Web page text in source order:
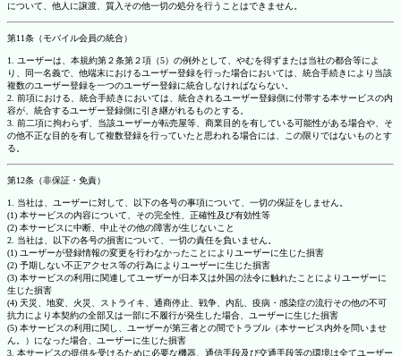
について、他人に譲渡、質入その他一切の処分を行うことはできません。
第11条（モバイル会員の統合）
1. ユーザーは、本規約第２条第２項（5）の例外として、やむを得ずまたは当社の都合等によ
り、同一名義で、他端末におけるユーザー登録を行った場合においては、統合手続きにより当該
複数のユーザー登録を一つのユーザー登録に統合しなければならない。
2. 前項における、統合手続きにおいては、統合されるユーザー登録側に付帯する本サービスの内
容が、統合するユーザー登録側に引き継がれるものとする。
3. 前二項に拘わらず、当該ユーザーが転売屋等、商業目的を有している可能性がある場合や、そ
の他不正な目的を有して複数登録を行っていたと思われる場合には、この限りではないものとす
る。
第12条（非保証・免責）
1. 当社は、ユーザーに対して、以下の各号の事項について、一切の保証をしません。
(1) 本サービスの内容について、その完全性、正確性及び有効性等
(2) 本サービスに中断、中止その他の障害が生じないこと
2. 当社は、以下の各号の損害について、一切の責任を負いません。
(1) ユーザーが登録情報の変更を行わなかったことによりユーザーに生じた損害
(2) 予期しない不正アクセス等の行為によりユーザーに生じた損害
(3) 本サービスの利用に関連してユーザーが日本又は外国の法令に触れたことによりユーザーに
生じた損害
(4) 天災、地変、火災、ストライキ、通商停止、戦争、内乱、疫病・感染症の流行その他の不可
抗力により本契約の全部又は一部に不履行が発生した場合、ユーザーに生じた損害
(5) 本サービスの利用に関し、ユーザーが第三者との間でトラブル（本サービス内外を問いませ
ん。）になった場合、ユーザーに生じた損害
3. 本サービスの提供を受けるために必要な機器、通信手段及び交通手段等の環境は全てユーザー